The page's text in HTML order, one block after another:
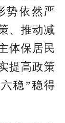
势依然严
、推动减
体保居民
提高政策
稳”稳得